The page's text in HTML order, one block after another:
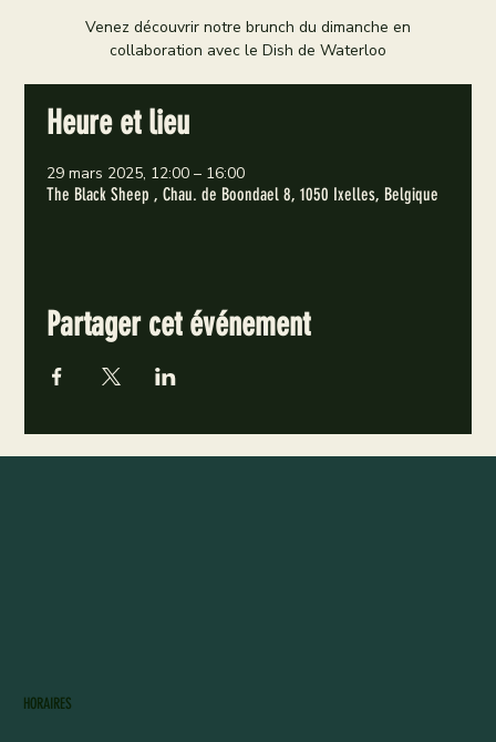
Venez découvrir notre brunch du dimanche en
collaboration avec le Dish de Waterloo
Heure et lieu
29 mars 2025, 12:00 – 16:00
The Black Sheep , Chau. de Boondael 8, 1050 Ixelles, Belgique
Partager cet événement
HORAIRES